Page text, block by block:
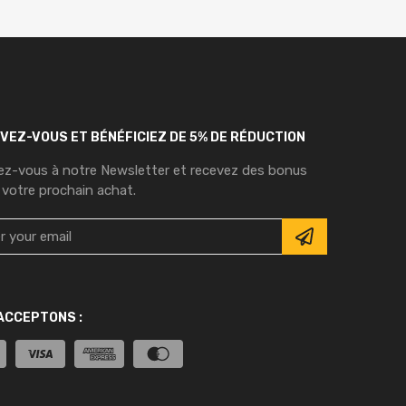
VOUS ET BÉNÉFICIEZ DE 5% DE RÉDUCTION
vous à notre Newsletter et recevez des bonus
prochain achat.
: